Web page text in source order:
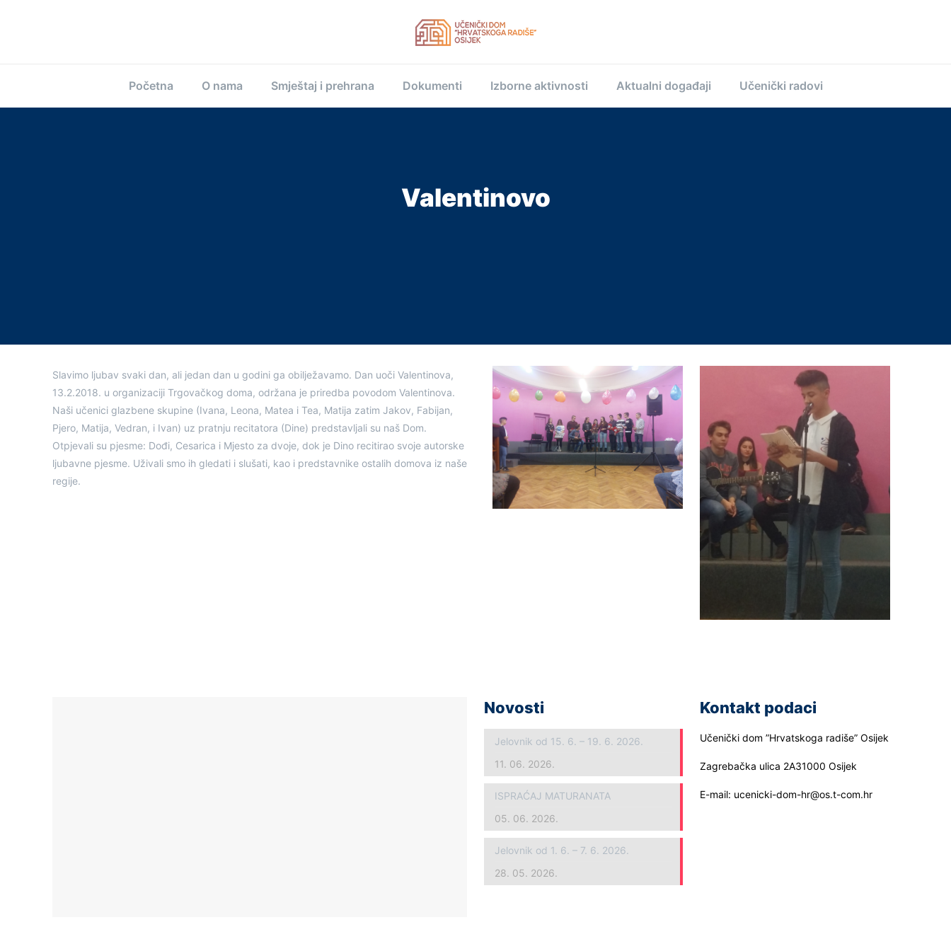
Početna O nama Smještaj i prehrana Dokumenti Izborne aktivnosti Aktualni događaji Učenički radovi
Valentinovo
Slavimo ljubav svaki dan, ali jedan dan u godini ga obilježavamo. Dan uoči Valentinova,
13.2.2018. u organizaciji Trgovačkog doma, održana je priredba povodom Valentinova.
Naši učenici glazbene skupine (Ivana, Leona, Matea i Tea, Matija zatim Jakov, Fabijan,
Pjero, Matija, Vedran, i Ivan) uz pratnju recitatora (Dine) predstavljali su naš Dom.
Otpjevali su pjesme: Dođi, Cesarica i Mjesto za dvoje, dok je Dino recitirao svoje autorske
ljubavne pjesme. Uživali smo ih gledati i slušati, kao i predstavnike ostalih domova iz naše
regije.
Novosti
Jelovnik od 15. 6. – 19. 6. 2026.
11. 06. 2026.
ISPRAĆAJ MATURANATA
05. 06. 2026.
Jelovnik od 1. 6. – 7. 6. 2026.
28. 05. 2026.
Kontakt podaci
Učenički dom ”Hrvatskoga radiše” Osijek
Zagrebačka ulica 2A31000 Osijek
E-mail: ucenicki-dom-hr@os.t-com.hr